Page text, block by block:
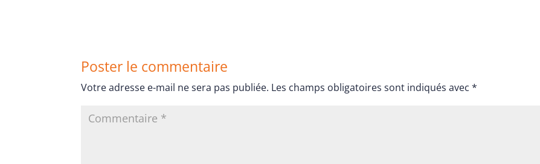
Poster le commentaire
Votre adresse e-mail ne sera pas publiée. Les champs obligatoires sont indiqués avec*